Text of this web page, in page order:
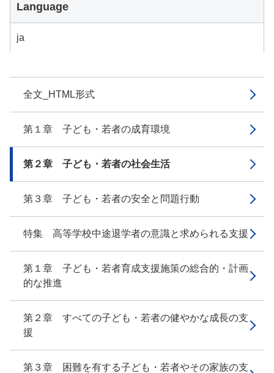
全文_HTML形式
第１章 子ども・若者の成育環境
第２章 子ども・若者の社会生活
第３章 子ども・若者の安全と問題行動
特集 高等学校中途退学者の意識と求められる支援
第１章 子ども・若者育成支援施策の総合的・計画
的な推進
第２章 すべての子ども・若者の健やかな成長の支
援
第３章 困難を有する子ども・若者やその家族の支
Language
ja